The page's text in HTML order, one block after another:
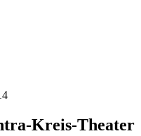
Kreis-Theater